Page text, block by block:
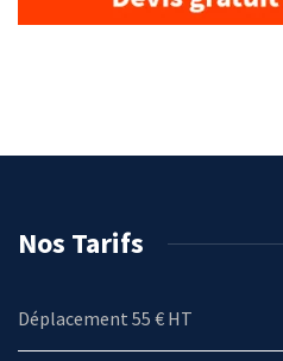
Nos Tarifs
Déplacement 55 € HT